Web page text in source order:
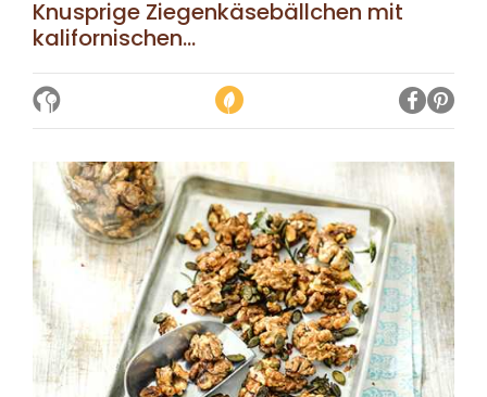
Knusprige Ziegenkäsebällchen mit
kalifornischen...